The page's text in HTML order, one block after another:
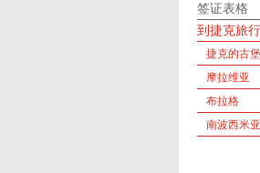
签证表格
到捷克旅行
捷克的古
摩拉维亚
布拉格
南波西米亚